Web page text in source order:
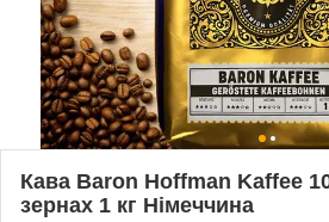
Кава Baron Hoffman Kaffee
зернах 1 кг Німеччина